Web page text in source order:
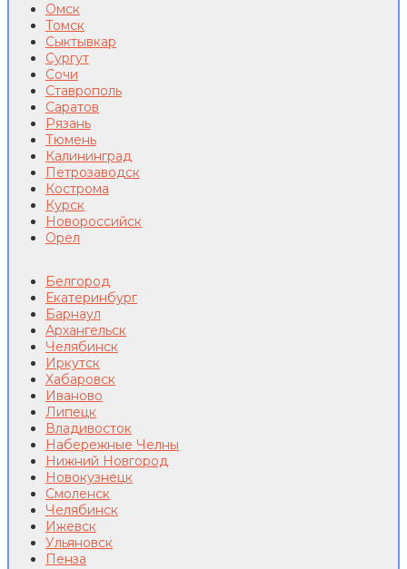
Омск
Томск
Сыктывкар
Сургут
Сочи
Ставрополь
Саратов
Рязань
Тюмень
Калининград
Петрозаводск
Кострома
Курск
Новороссийск
Орел
Белгород
Екатеринбург
Барнаул
Архангельск
Челябинск
Иркутск
Хабаровск
Иваново
Липецк
Владивосток
Набережные Челны
Нижний Новгород
Новокузнецк
Смоленск
Челябинск
Ижевск
Ульяновск
Пенза